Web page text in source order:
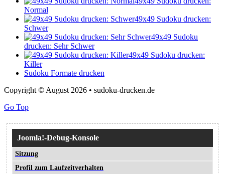
Normal
49x49 Sudoku drucken:
Schwer
49x49 Sudoku
drucken: Sehr Schwer
49x49 Sudoku drucken:
Killer
Sudoku Formate drucken
Copyright © August 2026 • sudoku-drucken.de
Go Top
Joomla!-Debug-Konsole
Sitzung
Profil zum Laufzeitverhalten